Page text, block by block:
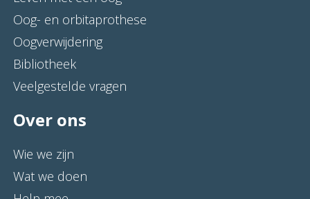
Oog- en orbitaprothese
Oogverwijdering
Bibliotheek
Veelgestelde vragen
Over ons
Wie we zijn
Wat we doen